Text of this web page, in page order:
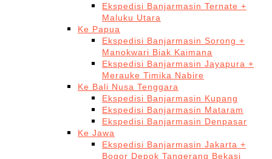
Ekspedisi Banjarmasin Ternate +
Maluku Utara
Ke Papua
Ekspedisi Banjarmasin Sorong +
Manokwari Biak Kaimana
Ekspedisi Banjarmasin Jayapura +
Merauke Timika Nabire
Ke Bali Nusa Tenggara
Ekspedisi Banjarmasin Kupang
Ekspedisi Banjarmasin Mataram
Ekspedisi Banjarmasin Denpasar
Ke Jawa
Ekspedisi Banjarmasin Jakarta +
Bogor Depok Tangerang Bekasi